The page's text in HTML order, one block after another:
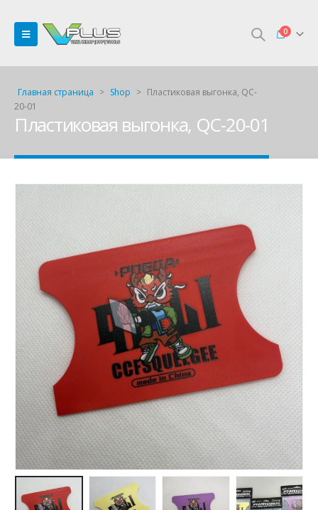
0
Главная страница > Shop > Пластиковая выгонка, QC-
20-01
Пластиковая выгонка, QC-20-01